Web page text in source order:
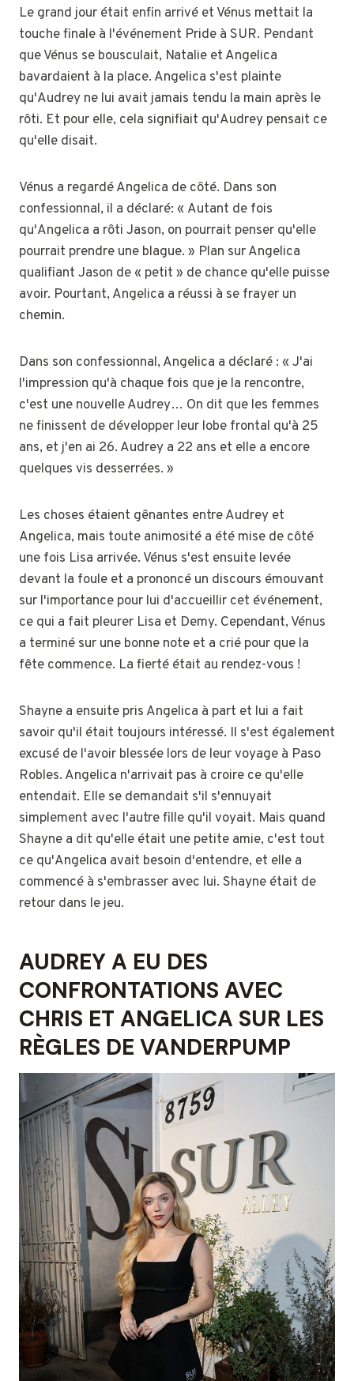
Le grand jour était enfin arrivé et Vénus mettait la
touche finale à l'événement Pride à SUR. Pendant
que Vénus se bousculait, Natalie et Angelica
bavardaient à la place. Angelica s'est plainte
qu'Audrey ne lui avait jamais tendu la main après le
rôti. Et pour elle, cela signifiait qu'Audrey pensait ce
qu'elle disait.
Vénus a regardé Angelica de côté. Dans son
confessionnal, il a déclaré: « Autant de fois
qu'Angelica a rôti Jason, on pourrait penser qu'elle
pourrait prendre une blague. » Plan sur Angelica
qualifiant Jason de « petit » de chance qu'elle puisse
avoir. Pourtant, Angelica a réussi à se frayer un
chemin.
Dans son confessionnal, Angelica a déclaré : « J'ai
l'impression qu'à chaque fois que je la rencontre,
c'est une nouvelle Audrey… On dit que les femmes
ne finissent de développer leur lobe frontal qu'à 25
ans, et j'en ai 26. Audrey a 22 ans et elle a encore
quelques vis desserrées. »
Les choses étaient gênantes entre Audrey et
Angelica, mais toute animosité a été mise de côté
une fois Lisa arrivée. Vénus s'est ensuite levée
devant la foule et a prononcé un discours émouvant
sur l'importance pour lui d'accueillir cet événement,
ce qui a fait pleurer Lisa et Demy. Cependant, Vénus
a terminé sur une bonne note et a crié pour que la
fête commence. La fierté était au rendez-vous !
Shayne a ensuite pris Angelica à part et lui a fait
savoir qu'il était toujours intéressé. Il s'est également
excusé de l'avoir blessée lors de leur voyage à Paso
Robles. Angelica n'arrivait pas à croire ce qu'elle
entendait. Elle se demandait s'il s'ennuyait
simplement avec l'autre fille qu'il voyait. Mais quand
Shayne a dit qu'elle était une petite amie, c'est tout
ce qu'Angelica avait besoin d'entendre, et elle a
commencé à s'embrasser avec lui. Shayne était de
retour dans le jeu.
AUDREY A EU DES
CONFRONTATIONS AVEC
CHRIS ET ANGELICA SUR LES
RÈGLES DE VANDERPUMP